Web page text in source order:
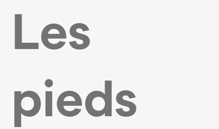
Les
pieds